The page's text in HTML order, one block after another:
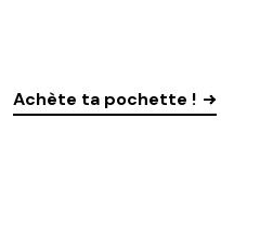
Achète ta pochette !